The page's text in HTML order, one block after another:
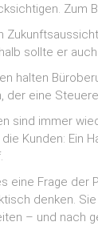
Zum
sollte er
halten
der eine
sind immer
Kunden: Ein
eine Frage der
denken.
– und nach